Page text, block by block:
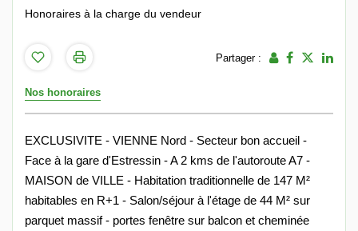
Honoraires à la charge du vendeur
Partager :
Nos honoraires
EXCLUSIVITE - VIENNE Nord - Secteur bon accueil -
Face à la gare d'Estressin - A 2 kms de l'autoroute A7 -
MAISON de VILLE - Habitation traditionnelle de 147 M²
habitables en R+1 - Salon/séjour à l'étage de 44 M² sur
parquet massif - portes fenêtre sur balcon et cheminée